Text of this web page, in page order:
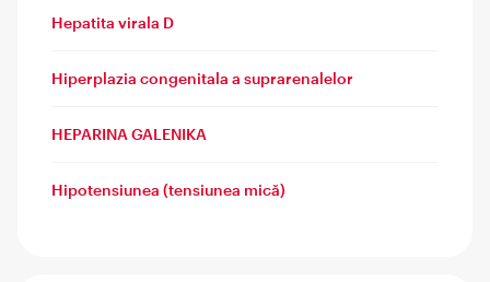
Hepatita virala D
Hiperplazia congenitala a suprarenalelor
HEPARINA GALENIKA
Hipotensiunea (tensiunea mică)